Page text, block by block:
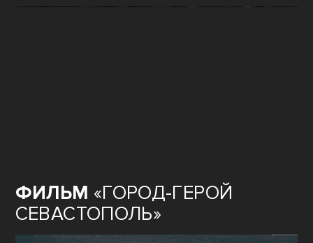
ФИЛЬМ «ГОРОД-ГЕРОЙ
СЕВАСТОПОЛЬ»